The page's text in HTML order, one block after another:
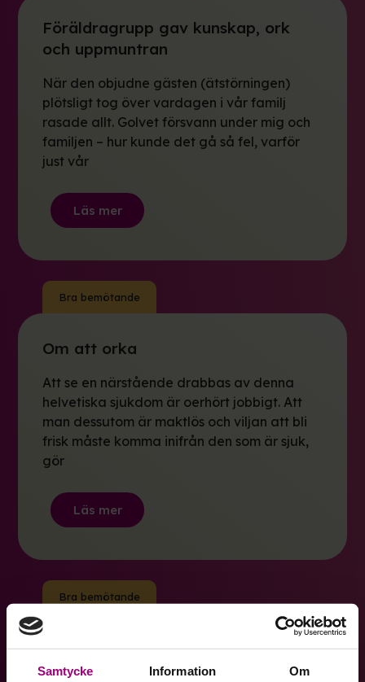
Samtycke Information Om
Föräldragrupp gav kunskap, ork
och uppmuntran
När den objudne gästen (ätstörningen)
plötsligt tog över vardagen i vår familj
rasade allt. Golvet försvann under mig och
familjen – hur kunde det gå så fel, varför
just vår
Läs mer
Bra bemötande
Om att orka
Att se en närstående drabbas av denna
helvetiska sjukdom är oerhört jobbigt. Att
man dessutom är maktlös och viljan att bli
frisk måste komma inifrån den som är sjuk,
gör
Läs mer
Bra bemötande
Egen kurator